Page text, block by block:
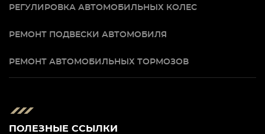
РЕГУЛИРОВКА АВТОМОБИЛЬНЫХ КОЛЕС
РЕМОНТ ПОДВЕСКИ АВТОМОБИЛЯ
РЕМОНТ АВТОМОБИЛЬНЫХ ТОРМОЗОВ
ПОЛЕЗНЫЕ ССЫЛКИ